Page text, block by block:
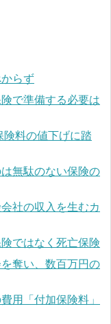
らず
で準備する必要は
険料の値下げに踏
無駄のない保険の
社の収入を生むカ
ではなく死亡保険
奪い、数百万円の
用「付加保険料」